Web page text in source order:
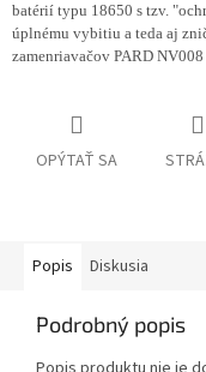
batérií typu 18650 s tzv.
úplnému vybitiu a teda aj
zamenriavačov PARD
OPÝTAŤ SA
Popis Diskusia
Podrobný popis